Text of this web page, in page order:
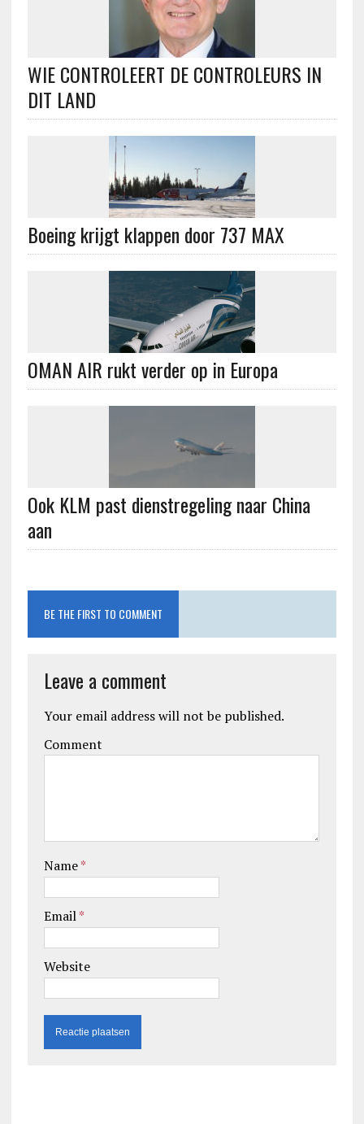
WIE CONTROLEERT DE CONTROLEURS IN
DIT LAND
Boeing krijgt klappen door 737 MAX
OMAN AIR rukt verder op in Europa
Ook KLM past dienstregeling naar China
aan
BE THE FIRST TO COMMENT
Leave a comment
Your email address will not be published.
Comment
Name*
Email*
Website